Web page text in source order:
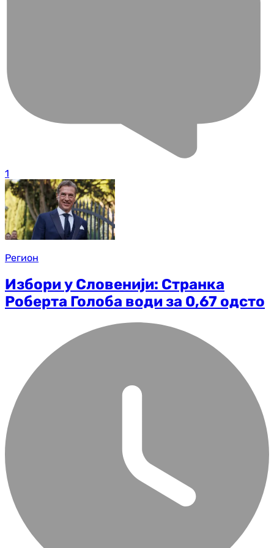
1
Регион
Избори у Словенији: Странка
Роберта Голоба води за 0,67 одсто